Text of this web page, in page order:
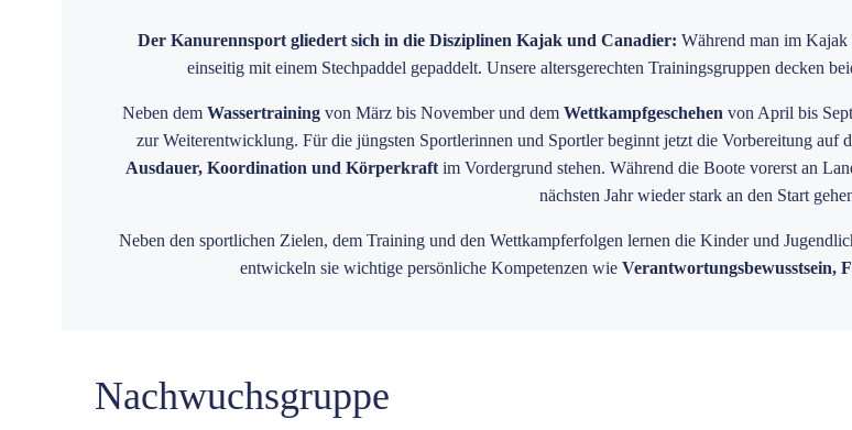
Der Kanurennsport gliedert sich in die Disziplinen Kajak und Canadier: Während man im
einseitig mit einem Stechpaddel gepaddelt. Unsere altersgerechten Trainingsgruppen decken
Neben dem Wassertrainingvon März bis November und dem Wettkampfgeschehen von April bis
zur Weiterentwicklung. Für die jüngsten Sportlerinnen und Sportler beginnt jetzt die Vorbereitung
Ausdauer, Koordination und Körperkraftim Vordergrund stehen. Während die Boote vorerst an
nächsten Jahr wieder stark an den Start
Neben den sportlichen Zielen, dem Training und den Wettkampferfolgen lernen die Kinder und
entwickeln sie wichtige persönliche Kompetenzen wie Verantwortungsbewusstsein,
Nachwuchsgruppe